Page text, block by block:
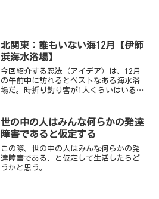
北関東：誰もいない海12月【伊師
浜海水浴場】
今回紹介する忍法（アイデア）は、12月
の午前中に訪れるとベストなある海水浴
場だ。時折り釣り客が1人くらいはいるか
世の中の人はみんな何らかの発達
障害であると仮定する
この際、世の中の人はみんな何らかの発
達障害である、と仮定して生活したらど
うかと思う。